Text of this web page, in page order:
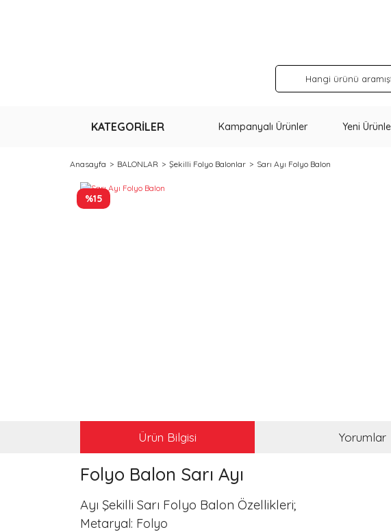
KATEGORİLER Kampanyalı Ürünler Yeni
Anasayfa BALONLAR Şekilli Folyo Balonlar Sarı Ayı Folyo Balon
%15
Ürün Bilgisi Yorumlar
Folyo Balon Sarı Ayı
Ayı Şekilli Sarı Folyo Balon Özellikleri;
Metaryal: Folyo